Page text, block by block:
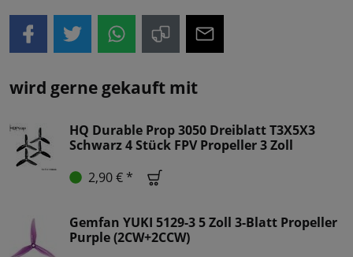
wird gerne gekauft mit
HQ Durable Prop 3050 Dreiblatt T3X5X3
Schwarz 4 Stück FPV Propeller 3 Zoll
2,90 € *
Gemfan YUKI 5129-3 5 Zoll 3-Blatt Propeller
Purple (2CW+2CCW)